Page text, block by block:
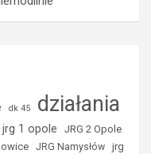
dk 45 działania
jrg 1 opole
JRG 2 Opole
JRG Namysłów
jrg